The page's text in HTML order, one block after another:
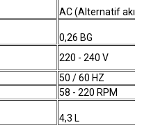
AC (Alternatif
0,26 BG
220 - 240 V
50 / 60 HZ
58 - 220 RPM
4,3 L